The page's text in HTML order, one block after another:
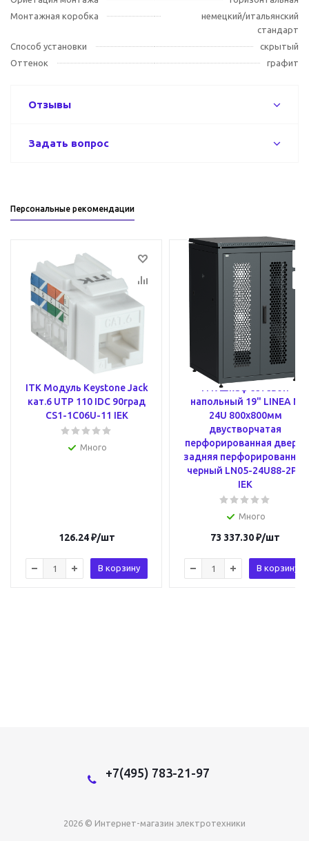
Монтажная коробка
немецкий/итальянский
стандарт
Способ установки
скрытый
Оттенок
графит
Отзывы
Задать вопрос
Персональные рекомендации
ITK Модуль Keystone Jack
кат.6 UTP 110 IDC 90град
CS1-1C06U-11 IEK
Много
126.24₽/шт
В корзину
ITK Шкаф сетевой
напольный 19" LINEA N
24U 800х800мм
двустворчатая
перфорированная дверь,
задняя перфорированная
черный LN05-24U88-2PP
IEK
Много
73 337.30₽/шт
В корзину
+7(495) 783-21-97
2026 © Интернет-магазин электротехники